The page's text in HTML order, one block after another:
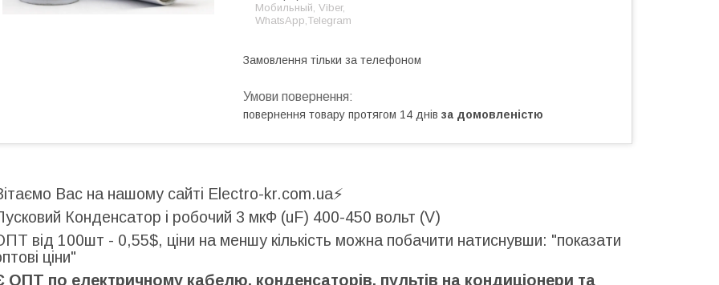
Мобильный, Viber,
WhatsApp,Telegram
Замовлення тільки за телефоном
повернення товару протягом 14 днів за домовленістю
Вас на нашому сайті Electro-kr.com.ua⚡️
Конденсатор і робочий 3 мкФ (uF) 400-450 вольт (V)
від 100шт - 0,55$, ціни на меншу кількість можна побачити натиснувши: "показати
ціни"
ОПТ по електричному кабелю, конденсаторів, пультів на кондиціонери та